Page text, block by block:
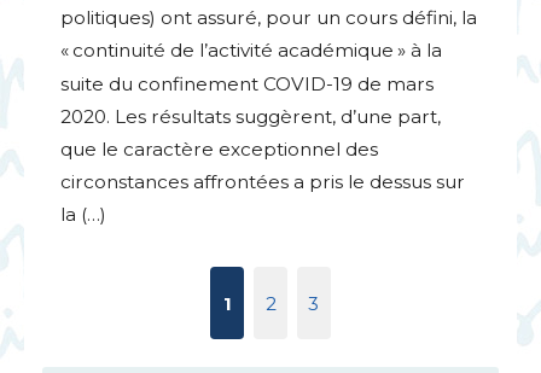
politiques) ont assuré, pour un cours défini, la
« continuité de l’activité académique » à la
suite du confinement COVID-19 de mars
2020. Les résultats suggèrent, d’une part,
que le caractère exceptionnel des
circonstances affrontées a pris le dessus sur
la (…)
1 2 3